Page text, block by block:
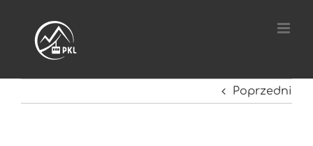
zawartości
Poprzedni